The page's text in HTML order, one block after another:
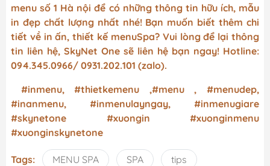
menu số 1 Hà nội để có những thông tin hữu ích, mẫu
in đẹp chất lượng nhất nhé! Bạn muốn biết thêm chi
tiết về in ấn, thiết kế menuSpa? Vui lòng để lại thông
tin liên hệ, SkyNet One sẽ liên hệ bạn ngay! Hotline:
094.345.0966/ 0931.202.101 (zalo).
#inmenu, #thietkemenu ,#menu , #menudep,
#inanmenu, #inmenulayngay, #inmenugiare
#skynetone #xuongin #xuonginmenu
#xuonginskynetone
Tags: MENU SPA SPA tips